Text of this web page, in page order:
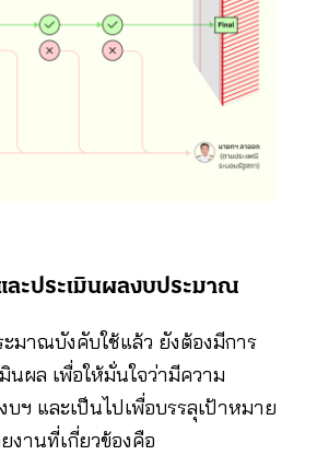
ละประเมินผลงบประมาณ
มาณบังคับใช้แล้ว ยังต้องมีการ
นผล เพื่อให้มั่นใจว่ามีความ
บฯ และเป็นไปเพื่อบรรลุเป้าหมาย
งานที่เกี่ยวข้องคือ